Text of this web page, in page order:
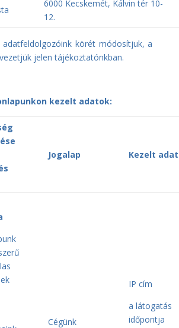
6000 Kecskemét, Kálvin tér 10-
12.
adatfeldolgozóink körét módosítjuk, a
jelen tájékoztatónkban.
kezelt adatok:
Jogalap Kezelt
Cégünk
IP cím
a látogatás
időpontja